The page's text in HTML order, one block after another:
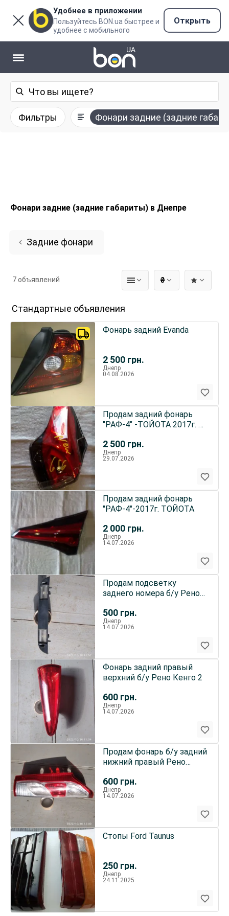
Удобнее в приложении
Пользуйтесь BON.ua быстрее и
удобнее с мобильного
Открыть
Фильтры Фонари задние (задние
Фонари задние (задние габариты) в Днепре
Задние фонари
₴
7 объявлений
Стандартные объявления
2 500 грн.
Фонарь задний Evanda
Днепр
04.08.2026
2 500 грн.
Продам задний фонарь
"РАФ-4" -ТОЙОТА 2017г. б/
Днепр
29.07.2026
2 000 грн.
Продам задний фонарь
"РАФ-4"-2017г. ТОЙОТА
Днепр
14.07.2026
500 грн.
Продам подсветку
заднего номера б/у Рено
Днепр
14.07.2026
600 грн.
Фонарь задний правый
верхний б/у Рено Кенго 2
Днепр
14.07.2026
600 грн.
Продам фонарь б/у задний
нижний правый Рено
Днепр
14.07.2026
250 грн.
Стопы Ford Taunus
Днепр
24.11.2025